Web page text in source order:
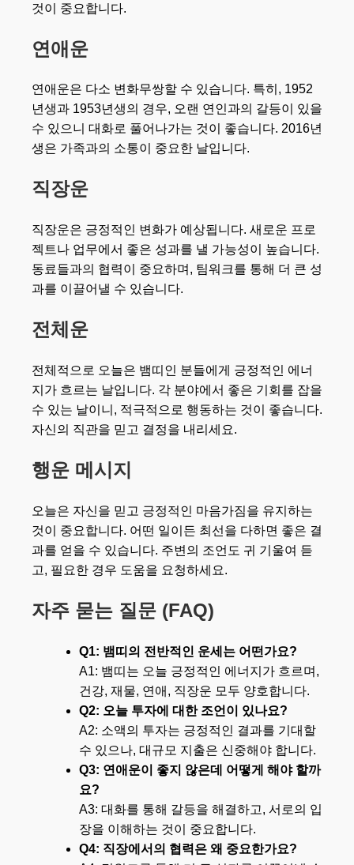
것이 중요합니다.
연애운
연애운은 다소 변화무쌍할 수 있습니다. 특히, 1952
년생과 1953년생의 경우, 오랜 연인과의 갈등이 있을
수 있으니 대화로 풀어나가는 것이 좋습니다. 2016년
생은 가족과의 소통이 중요한 날입니다.
직장운
직장운은 긍정적인 변화가 예상됩니다. 새로운 프로
젝트나 업무에서 좋은 성과를 낼 가능성이 높습니다.
동료들과의 협력이 중요하며, 팀워크를 통해 더 큰 성
과를 이끌어낼 수 있습니다.
전체운
전체적으로 오늘은 뱀띠인 분들에게 긍정적인 에너
지가 흐르는 날입니다. 각 분야에서 좋은 기회를 잡을
수 있는 날이니, 적극적으로 행동하는 것이 좋습니다.
자신의 직관을 믿고 결정을 내리세요.
행운 메시지
오늘은 자신을 믿고 긍정적인 마음가짐을 유지하는
것이 중요합니다. 어떤 일이든 최선을 다하면 좋은 결
과를 얻을 수 있습니다. 주변의 조언도 귀 기울여 듣
고, 필요한 경우 도움을 요청하세요.
자주 묻는 질문 (FAQ)
Q1: 뱀띠의 전반적인 운세는 어떤가요?
A1: 뱀띠는 오늘 긍정적인 에너지가 흐르며,
건강, 재물, 연애, 직장운 모두 양호합니다.
Q2: 오늘 투자에 대한 조언이 있나요?
A2: 소액의 투자는 긍정적인 결과를 기대할
수 있으나, 대규모 지출은 신중해야 합니다.
Q3: 연애운이 좋지 않은데 어떻게 해야 할까
요?
A3: 대화를 통해 갈등을 해결하고, 서로의 입
장을 이해하는 것이 중요합니다.
Q4: 직장에서의 협력은 왜 중요한가요?